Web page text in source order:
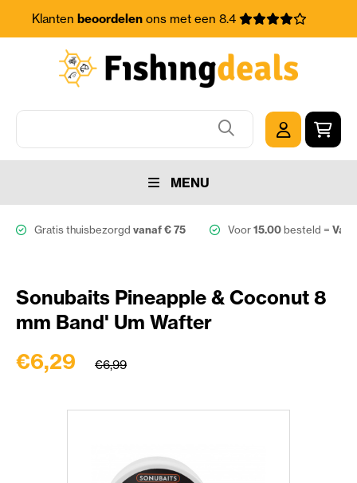
Klanten beoordelenons met een 8.4
MENU
Gratis thuisbezorgd vanaf € 75 Voor15.00besteld =
Sonubaits Pineapple & Coconut 8
mm Band' Um Wafter
€6,29 €6,99